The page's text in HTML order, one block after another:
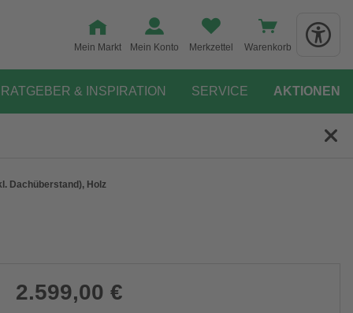
Mein Markt Mein Konto Merkzettel Warenkorb
RATGEBER & INSPIRATION SERVICE AKTIONEN
Dachüberstand), Holz
2.599,00 €